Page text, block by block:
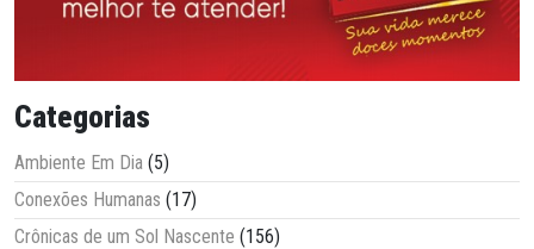
Categorias
Ambiente Em Dia (5)
Conexões Humanas (17)
Crônicas de um Sol Nascente (156)